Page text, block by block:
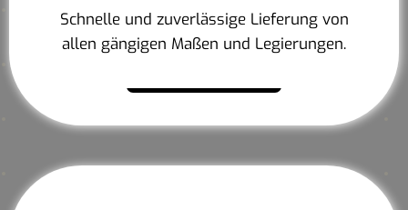
Schnelle und zuverlässige Lieferung von
allen gängigen Maßen und Legierungen.